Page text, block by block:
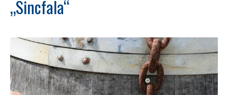
„Sincfala“